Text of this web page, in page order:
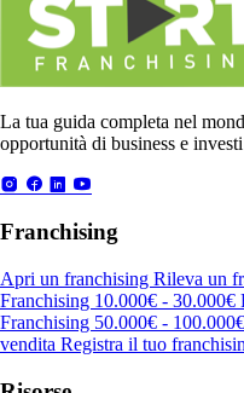
La tua guida completa nel
opportunità di business e
Franchising
Apri un franchising Rileva un
Franchising 10.000€ - 30.000€
Franchising 50.000€ - 100.000€
vendita Registra il tuo